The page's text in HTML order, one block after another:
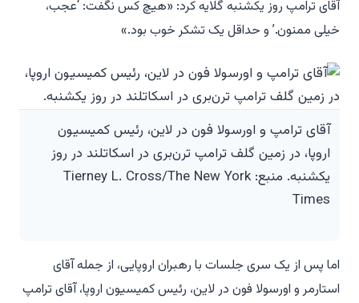
آقای ترامپ روز یکشنبه گلایه کرد: «هیچ کس نگفت: ‘عجب،
خیلی ممنون.’ و حداقل یک تشکر خوب بود.»
آقای ترامپ و اورسولا فون در لاین، رئیس کمیسیون
اروپا، در زمین گلف ترامپ ترن‌بری در اسکاتلند در روز
یکشنبه. منبع: Tierney L. Cross/The New York
Times
اما پس از یک سری جلسات با رهبران اروپایی، از جمله آقای
استارمر و اورسولا فون در لاین، رئیس کمیسیون اروپا، آقای ترامپ